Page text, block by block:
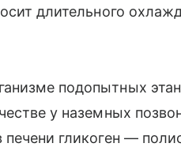
длительного
подопытных
у наземных
гликоген —